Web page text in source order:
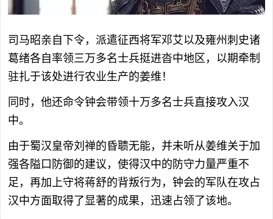
司马昭亲自下令，派遣征西将军邓艾以及雍州刺史诸
葛绪各自率领三万多名士兵挺进沓中地区，以期牵制
驻扎于该处进行农业生产的姜维！
同时，他还命令钟会带领十万多名士兵直接攻入汉
中。
由于蜀汉皇帝刘禅的昏聩无能，并未听从姜维关于加
强各隘口防御的建议，使得汉中的防守力量严重不
足，再加上守将蒋舒的背叛行为，钟会的军队在攻占
汉中方面取得了显著的成果，迅速占领了该地。